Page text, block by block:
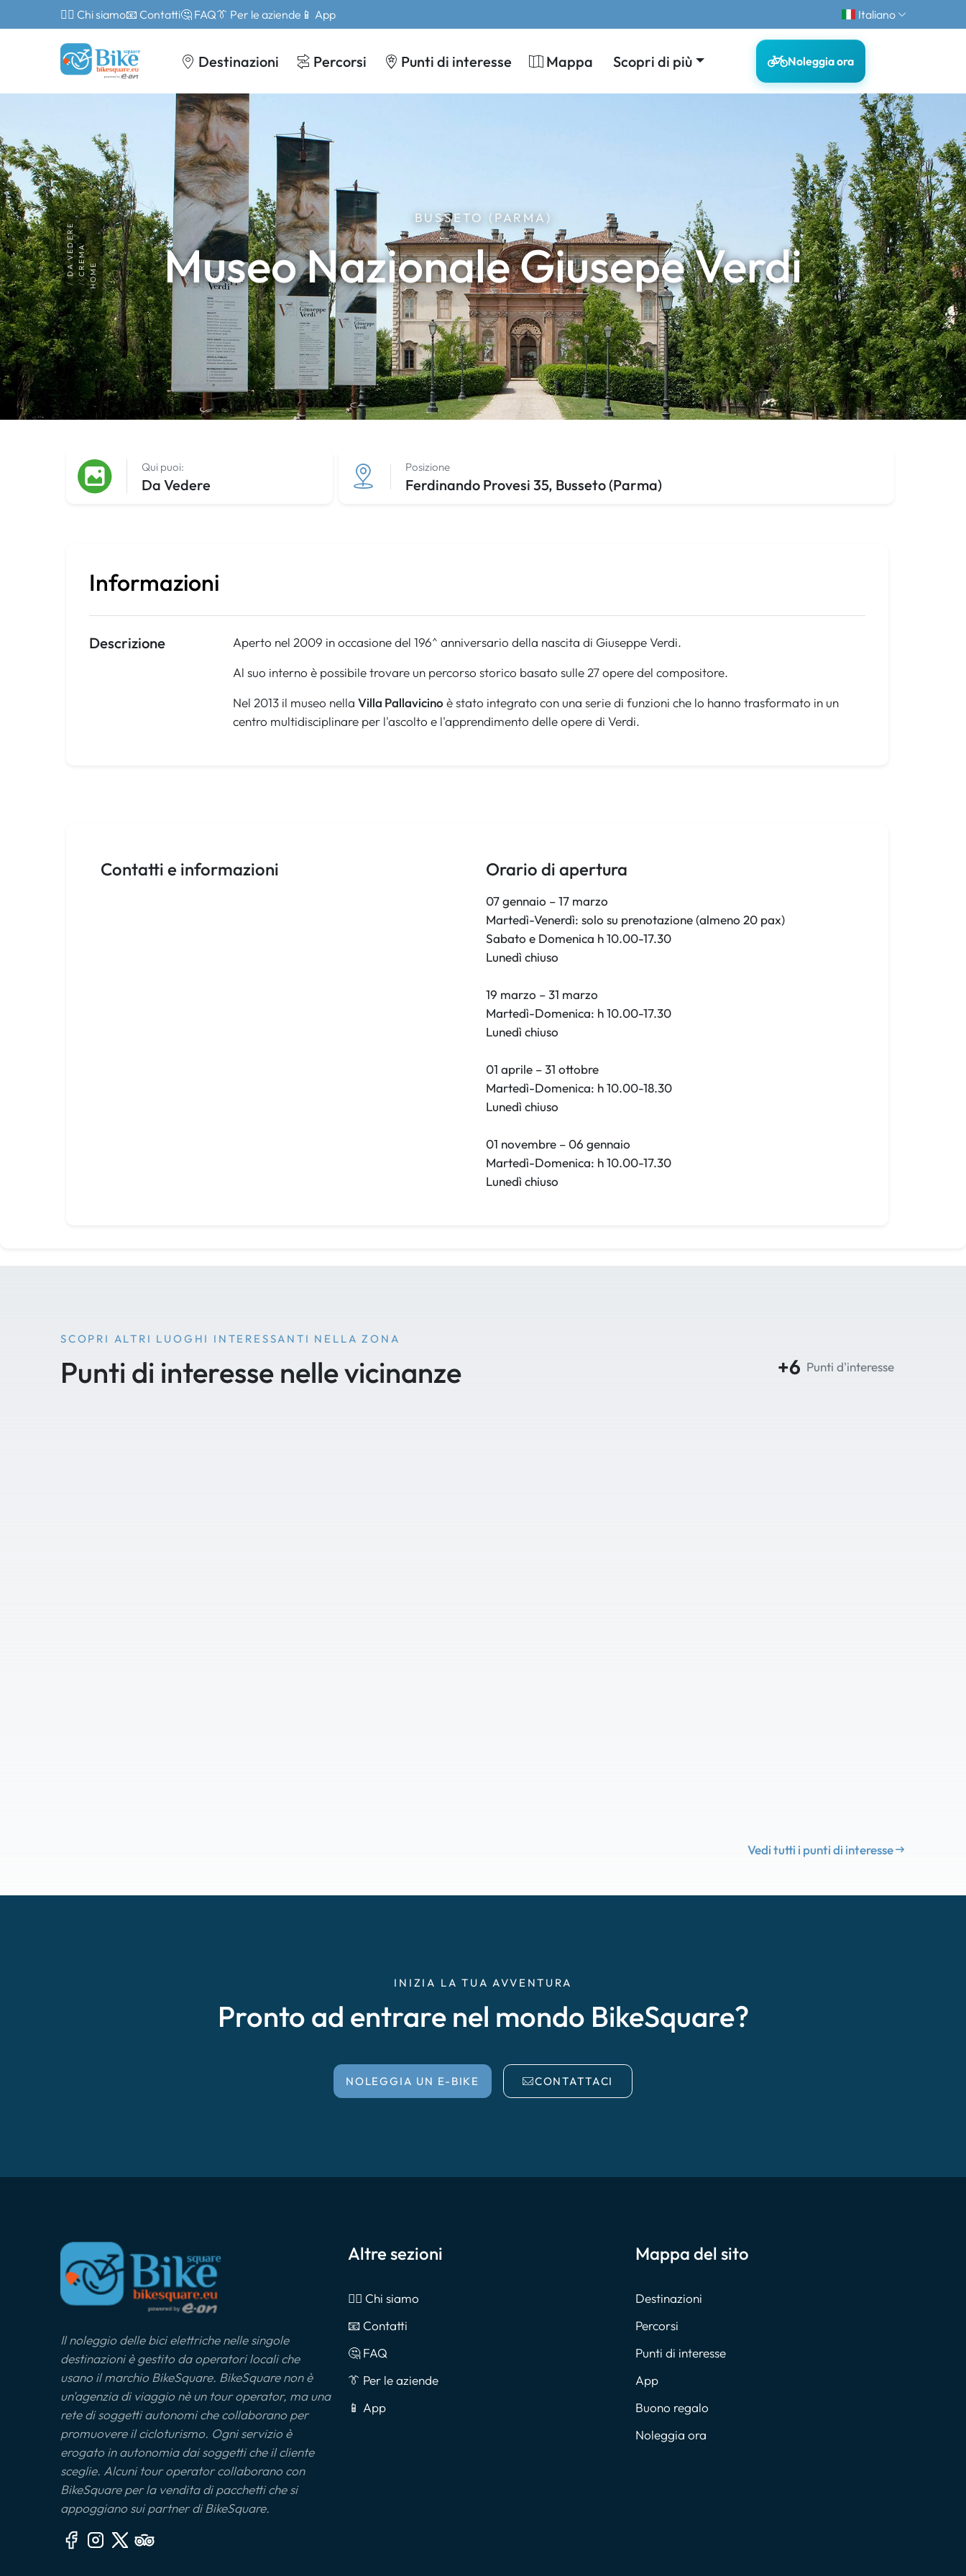
🙎‍♂️ Chi siamo📧 Contatti🤔 FAQ👔 Per le aziende 📱 App Italiano
Destinazioni Percorsi Punti di interesse Mappa Scopri di più Noleggia ora
BUSSETO (PARMA)
Museo Nazionale Giusepe Verdi
HOME
CREMA
DA VEDERE
Qui puoi:
Da Vedere
Posizione
Ferdinando Provesi 35, Busseto (Parma)
Informazioni
Descrizione
Aperto nel 2009 in occasione del 196^ anniversario della nascita di Giuseppe Verdi.
Al suo interno è possibile trovare un percorso storico basato sulle 27 opere del compositore.
Nel 2013 il museo nella Villa Pallavicinoè stato integrato con una serie di funzioni che lo hanno trasformato in un
centro multidisciplinare per l'ascolto e l'apprendimento delle opere di Verdi.
Contatti e informazioni Orario di apertura
07 gennaio – 17 marzo
Martedì-Venerdì: solo su prenotazione (almeno 20 pax)
Sabato e Domenica h 10.00-17.30
Lunedì chiuso
19 marzo – 31 marzo
Martedì-Domenica: h 10.00-17.30
Lunedì chiuso
01 aprile – 31 ottobre
Martedì-Domenica: h 10.00-18.30
Lunedì chiuso
01 novembre – 06 gennaio
Martedì-Domenica: h 10.00-17.30
Lunedì chiuso
SCOPRI ALTRI LUOGHI INTERESSANTI NELLA ZONA
Punti di interesse nelle vicinanze +6 Punti d'interesse
Vedi tutti i punti di interesse
INIZIA LA TUA AVVENTURA
Pronto ad entrare nel mondo BikeSquare?
NOLEGGIA UN E-BIKE CONTATTACI
Il noleggio delle bici elettriche nelle singole
destinazioni è gestito da operatori locali che
usano il marchio BikeSquare. BikeSquare non è
un'agenzia di viaggio nè un tour operator, ma una
rete di soggetti autonomi che collaborano per
promuovere il cicloturismo. Ogni servizio è
erogato in autonomia dai soggetti che il cliente
sceglie. Alcuni tour operator collaborano con
BikeSquare per la vendita di pacchetti che si
appoggiano sui partner di BikeSquare.
Altre sezioni
🙎‍♂️ Chi siamo
📧 Contatti
🤔 FAQ
👔 Per le aziende
📱 App
Mappa del sito
Destinazioni
Percorsi
Punti di interesse
App
Buono regalo
Noleggia ora